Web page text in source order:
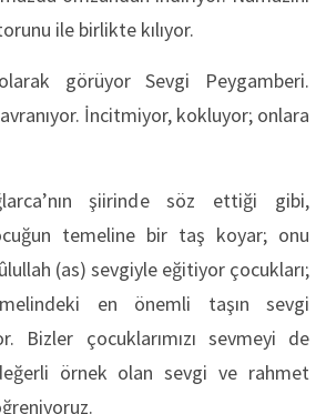
ile birlikte kılıyor.
görüyor Sevgi Peygamberi.
İncitmiyor, kokluyor; onlara
şiirinde söz ettiği gibi,
temeline bir taş koyar; onu
(as) sevgiyle eğitiyor çocukları;
en önemli taşın sevgi
Bizler çocuklarımızı sevmeyi de
örnek olan sevgi ve rahmet